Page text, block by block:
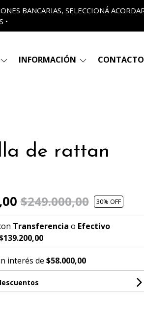
BANCARIAS, SELECCIONÁ
•
INFORMACIÓN CONTACTO
de rattan
$249.000,00 30% OFF
Transferencia o Efectivo
interés de $58.000,00